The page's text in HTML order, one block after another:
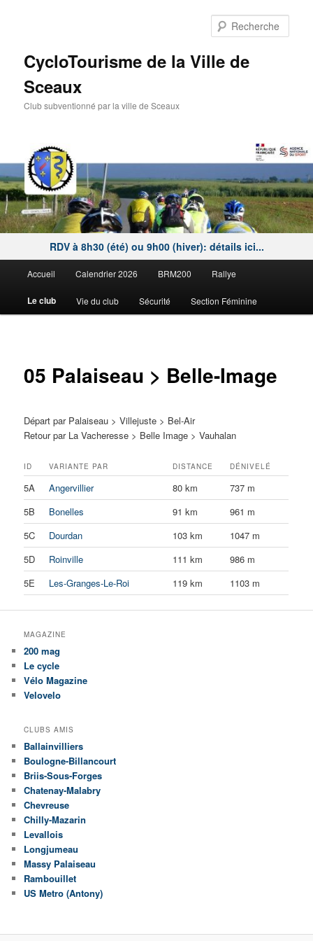
CycloTourisme de la Ville de
Sceaux
Club subventionné par la ville de Sceaux
RDV à 8h30 (été) ou 9h00 (hiver): détails ici...
principal
Accueil Calendrier 2026 BRM200 Rallye
Le club Vie du club Sécurité Section Féminine
05 Palaiseau > Belle-Image
Départ par Palaiseau > Villejuste > Bel-Air
Retour par La Vacheresse > Belle Image > Vauhalan
ID VARIANTE PAR DISTANCE DÉNIVELÉ
5A Angervillier 80 km
737 m
5B
Bonelles 91 km
961 m
5C
Dourdan 103 km
1047 m
5D
Roinville 111 km
986 m
5E
Les-Granges-Le-Roi 119 km 1103 m
MAGAZINE
200 mag
Le cycle
Vélo Magazine
Velovelo
CLUBS AMIS
Ballainvilliers
Boulogne-Billancourt
Briis-Sous-Forges
Chatenay-Malabry
Chevreuse
Chilly-Mazarin
Levallois
Longjumeau
Massy Palaiseau
Rambouillet
US Metro (Antony)